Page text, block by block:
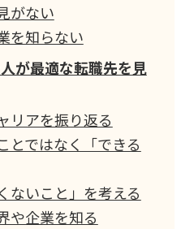
がない
を知らない
が最適な転職先を見
リアを振り返る
とではなく「できる
ないこと」を考える
や企業を知る